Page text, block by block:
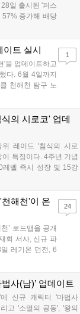
일 출시된 '퍼스
57% 증가해 배당
이트 실시
'을 업데이트하고
다. 6월 4일까지
천해천 탐구 노
1
의 시로코' 업데
레이드 '침식의 시로
특징이다. 4주년 기념
레벨 즉시 성장 및 15강
해천'이 온
’ 로드맵을 공개
회 서사, 신규 파
일 레기온 던전, 6
의 미카엘라’ 레
24
사(남)’ 업데이트
신규 캐릭터 '마법사
고 '소멸의 공동', '왕의